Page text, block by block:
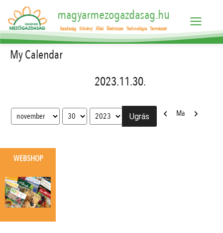
magyarmezogazdasag.hu
Gazdaság Növény Állat Élelmiszer Technológia Természet
My Calendar
2023.11.30.
Hónap
Nap
Év
Előző
Ma Következő
WEBSHOP